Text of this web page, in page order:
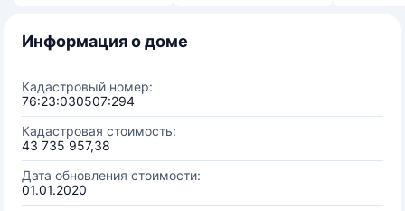
Информация о доме
Кадастровый номер:
76:23:030507:294
Кадастровая стоимость:
43 735 957,38
Дата обновления стоимости:
01.01.2020